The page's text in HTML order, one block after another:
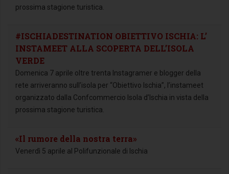
prossima stagione turistica.
#ISCHIADESTINATION OBIETTIVO ISCHIA: L’
INSTAMEET ALLA SCOPERTA DELL’ISOLA
VERDE
Domenica 7 aprile oltre trenta Instagramer e blogger della
rete arriveranno sull’isola per “Obiettivo Ischia”, l’instameet
organizzato dalla Confcommercio Isola d’Ischia in vista della
prossima stagione turistica.
«Il rumore della nostra terra»
Venerdì 5 aprile al Polifunzionale di Ischia